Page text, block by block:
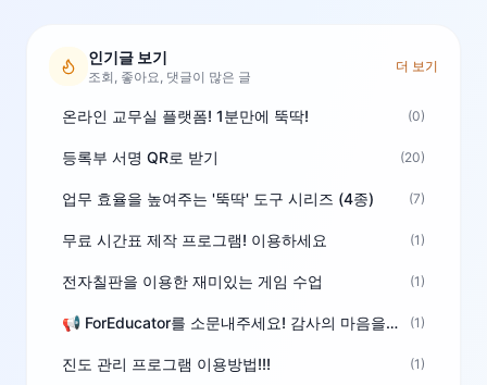
인기글 보기
조회, 좋아요, 댓글이 많은 글
더 보기
온라인 교무실 플랫폼! 1분만에 뚝딱! (0)
등록부 서명 QR로 받기 (20)
업무 효율을 높여주는 '뚝딱' 도구 시리즈 (4종) (7)
무료 시간표 제작 프로그램! 이용하세요 (1)
전자칠판을 이용한 재미있는 게임 수업 (1)
📢 ForEducator를 소문내주세요! 감사의 마음을 담은 포인트 선물 (1)
진도 관리 프로그램 이용방법!!! (1)